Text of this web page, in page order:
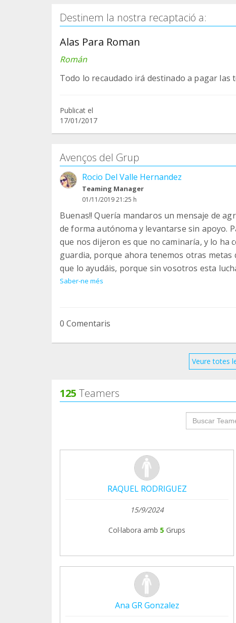
Destinem la nostra recaptació a:
Alas Para Roman
Román
Publicat el
17/01/2017
Avenços del Grup
Rocio Del Valle Hernandez
Teaming Manager
01/11/2019 21:25 h
Buenas!! Quería mandaros un mensaje de
de forma autónoma y levantarse sin apoyo.
que nos dijeron es que no caminaría, y lo ha
guardia, porque ahora tenemos otras metas
que lo ayudáis, porque sin vosotros esta
Saber-ne més
0 Comentaris
Veure totes
125 Teamers
RAQUEL RODRIGUEZ
15/9/2024
Col·labora amb 5 Grups
Ana GR Gonzalez